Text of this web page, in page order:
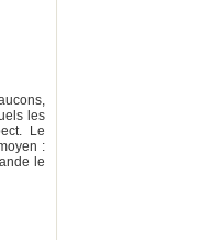
les
Le
:
le